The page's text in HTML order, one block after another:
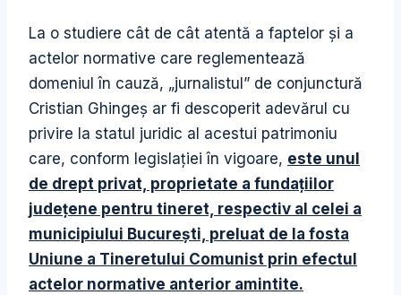
La o studiere cât de cât atentă a faptelor şi a
actelor normative care reglementează
domeniul în cauză, „jurnalistul” de conjunctură
Cristian Ghingeş ar fi descoperit adevărul cu
privire la statul juridic al acestui patrimoniu
care, conform legislaţiei în vigoare, este unul
de drept privat, proprietate a fundaţiilor
judeţene pentru tineret, respectiv al celei a
municipiului Bucureşti, preluat de la fosta
Uniune a Tineretului Comunist prin efectul
actelor normative anterior amintite.